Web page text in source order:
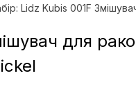
Lidz Kubis 001F
для